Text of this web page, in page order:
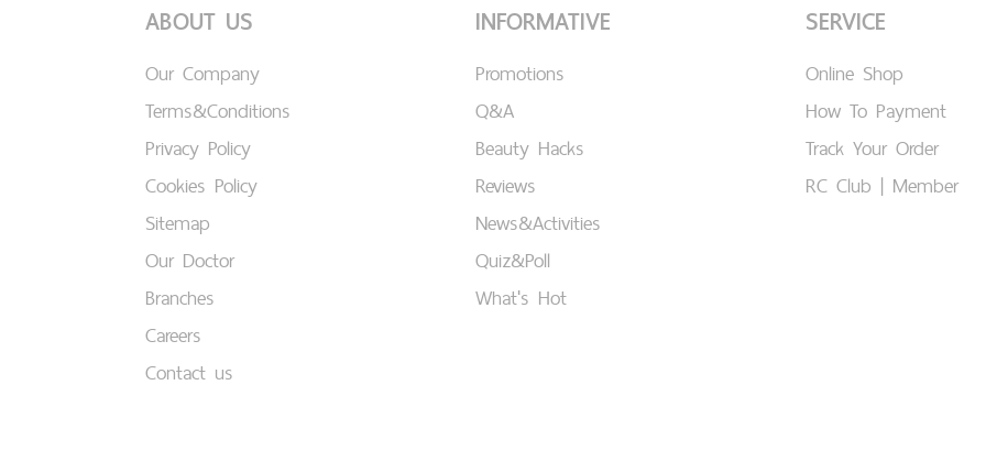
ABOUT US
Our Company
Terms&Conditions
Privacy Policy
Cookies Policy
Sitemap
Our Doctor
Branches
Careers
Contact us
INFORMATIVE
Promotions
Q&A
Beauty Hacks
Reviews
News&Activities
Quiz&Poll
What's Hot
SERVICE
Online Shop
How To Payment
Track Your Order
RC Club | Member